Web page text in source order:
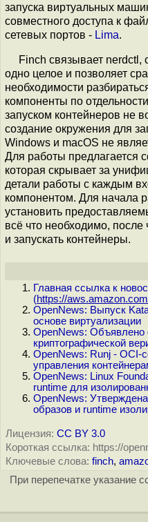
запуска виртуальных
совместного доступа к
сетевых портов - Lima.
Finch связывает nerdctl,
одно целое и позволяет
необходимости
компоненты по
запуском контейнеров не
создание окружения для
Windows и macOS не
Для работы предлагается
которая скрывает за
детали работы с каждым
компонентом. Для начала
установить
всё что необходимо, после
и запускать контейнеры.
Главная ссылка к
(https://
OpenNews: Выпуск
основе виртуализации
OpenNews: Объявлено
криптографической
OpenNews: Runj - OCI-
управления
OpenNews: Linux
runtime для
OpenNews:
образов и runtime
Лицензия: CC BY 3.0
Короткая ссылка: https://
Ключевые слова: finch,
При перепечатке указание